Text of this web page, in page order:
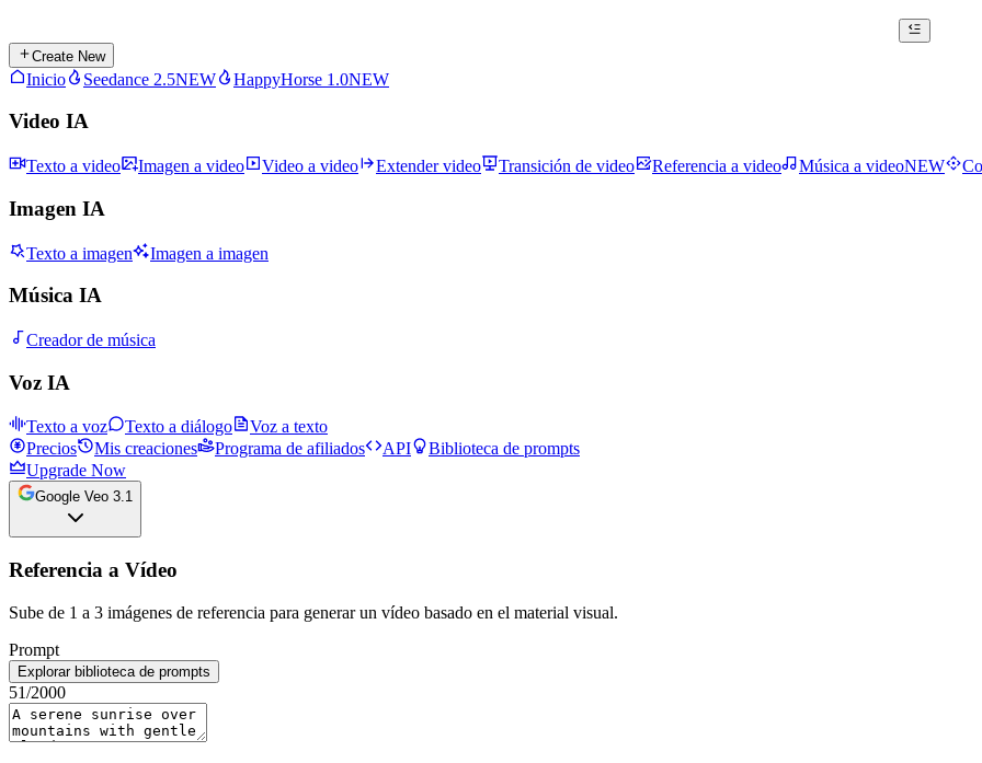
Create New
Inicio Seedance 2.5NEW HappyHorse 1.0NEW
Video IA
Texto a video Imagen a video Video a video Extender video Transición de video Referencia a video Música a videoNEW
Imagen IA
Texto a imagen Imagen a imagen
Música IA
Creador de música
Voz IA
Texto a voz Texto a diálogo
Voz a texto
Precios
Mis creaciones Programa de afiliados API
Biblioteca de prompts
Upgrade Now
Google Veo 3.1
Referencia a Vídeo
Sube de 1 a 3 imágenes de referencia para generar un vídeo basado en el material visual.
Prompt
Explorar biblioteca de prompts
51/2000